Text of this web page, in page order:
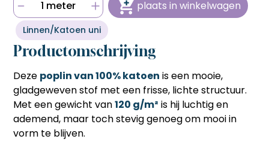
1 meter plaats in winkelwagen
Linnen/Katoen uni
Productomschrijving
Deze poplin van 100% katoen is een mooie,
gladgeweven stof met een frisse, lichte structuur.
Met een gewicht van120 g/m² is hij luchtig en
ademend, maar toch stevig genoeg om mooi in
vorm te blijven.
bestellen sneller en voordeliger gaat.
Snel en eenvoudig bestellen
Met één klik je favoriete producten opnieuw bestellen
zonder zoeken of invoeren, ideaal voor frequente klanten
die tijd willen besparen.
Automatisch onthouden van
(bedrijfs)gegevens
Je hoeft jouw bedrijfsgegevens en factuuradres niet
telkens opnieuw in te voeren, wat het bestelproces
soepeler en efficiënter maakt.
Hulp nodig bij het aanmaken van je account, of wil je
Hulp nodig bij het aanmaken van je account, of wil je
persoonlijk advies op maat van jouw wensen?
Bel ons op06 27 55 3550 of stuur een mail naar
sonja@sdsstoffen.nl.
annuleren
bestellen sneller en voordeliger gaat.
Snel en eenvoudig bestellen
Met één klik je favoriete producten opnieuw bestellen
zonder zoeken of invoeren, ideaal voor frequente klanten
die tijd willen besparen.
Automatisch onthouden van
(bedrijfs)gegevens
Je hoeft jouw bedrijfsgegevens en factuuradres niet
telkens opnieuw in te voeren, wat het bestelproces
soepeler en efficiënter maakt.
Hulp nodig bij het aanmaken van je account, of wil je